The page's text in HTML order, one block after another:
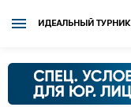
ИДЕАЛЬНЫЙ ТУРНИК